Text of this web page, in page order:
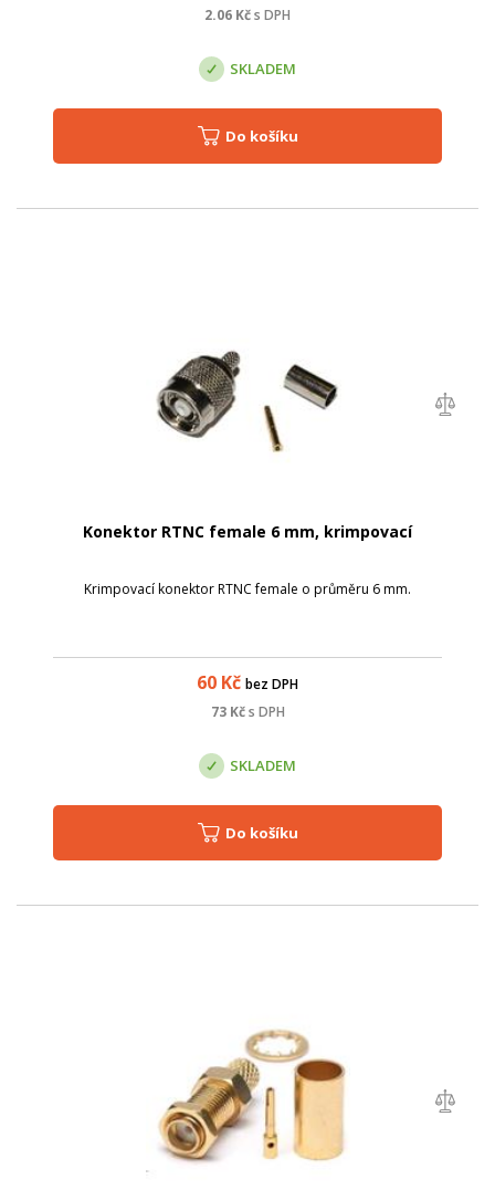
2.06 Kčs DPH
SKLADEM
Do košíku
Konektor RTNC female 6 mm, krimpovací
Krimpovací konektor RTNC female o průměru 6 mm.
60 Kč bez DPH
73Kč s DPH
SKLADEM
Do košíku